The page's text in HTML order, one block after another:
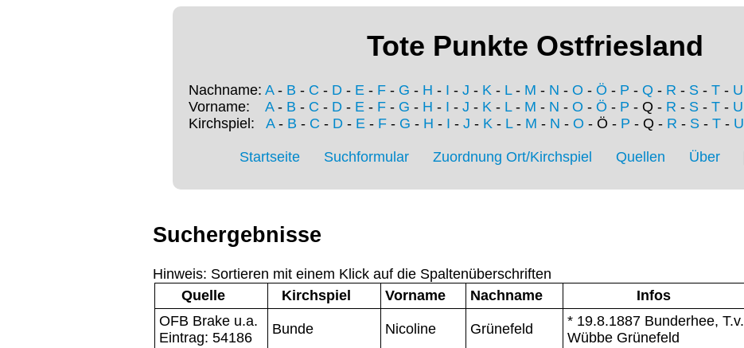
Tote Punkte Ostfriesland
Nachname: A- B - C - D - E - F - G - H - I - J - K - L- M - N - O - Ö - P - Q - R - S - T - U
Vorname: A- B - C - D - E - F - G - H - I - J - K - L- M - N - O - Ö - P - Q - R - S - T - U
Kirchspiel: A- B - C - D- E- F- G - H - I - J - K- L- M - N - O - Ö - P - Q - R - S- T- U
Startseite Suchformular Zuordnung Ort/Kirchspiel Quellen Über
Suchergebnisse
Hinweis: Sortieren mit einem Klick auf die Spaltenüberschriften
Quelle
Kirchspiel Vorname Nachname Infos
OFB Brake u.a.
Eintrag: 54186
Bunde Nicoline Grünefeld
* 19.8.1887 Bunderhee, T.v.
Wübbe Grünefeld